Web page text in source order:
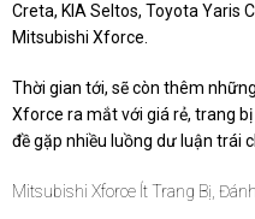
Creta, KIA Seltos, Toyota Yaris
Mitsubishi Xforce.
Thời gian tới, sẽ còn thêm
Xforce ra mắt với giá rẻ, trang
đề gặp nhiều luồng dư luận trái
Mitsubishi Xforce Ít Trang Bị,